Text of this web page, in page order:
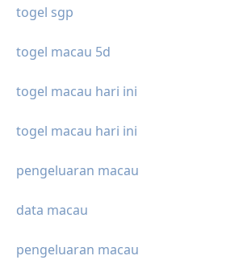
togel sgp
togel macau 5d
togel macau hari ini
togel macau hari ini
pengeluaran macau
data macau
pengeluaran macau